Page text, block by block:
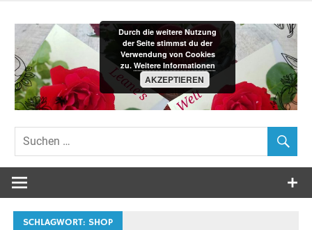
Inhalt
springen
Leane´s-
Welt
SCHLAGWORT: SHOP
Durch die weitere Nutzung
der Seite stimmst du der
Verwendung von Cookies
zu. Weitere Informationen
AKZEPTIEREN